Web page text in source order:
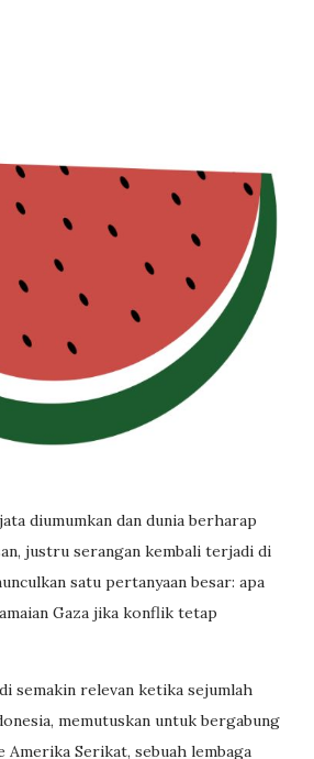
diumumkan dan dunia berharap
justru serangan kembali terjadi di
satu pertanyaan besar: apa
Gaza jika konflik tetap
semakin relevan ketika sejumlah
memutuskan untuk bergabung
Amerika Serikat, sebuah lembaga